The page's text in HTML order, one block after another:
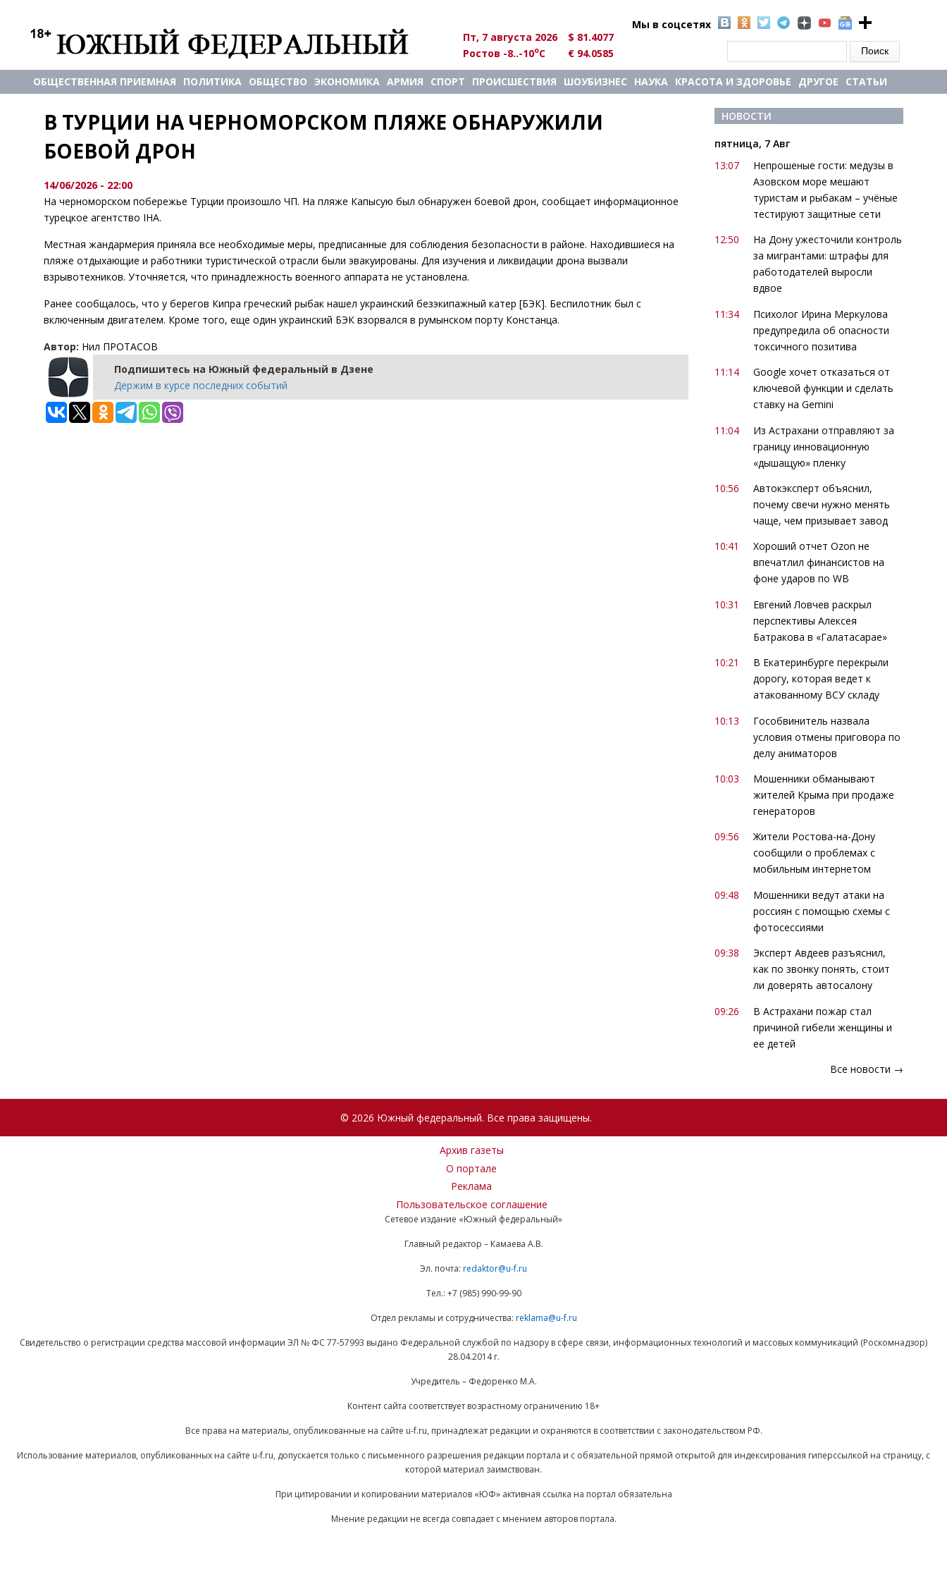
Мы в соцсетях
Пт, 7 августа 2026
$ 81.4077
Ростов -8..-10oC € 94.0585
ОБЩЕСТВЕННАЯ ПРИЕМНАЯ ПОЛИТИКА ОБЩЕСТВО ЭКОНОМИКА АРМИЯ СПОРТ ПРОИСШЕСТВИЯ ШОУБИЗНЕС НАУКА КРАСОТА И ЗДОРОВЬЕ ДРУГОЕ СТАТЬИ
В ТУРЦИИ НА ЧЕРНОМОРСКОМ ПЛЯЖЕ ОБНАРУЖИЛИ
БОЕВОЙ ДРОН
14/06/2026 - 22:00
На черноморском побережье Турции произошло ЧП. На пляже Капысую был обнаружен боевой дрон, сообщает информационное
турецкое агентство IHA.
Местная жандармерия приняла все необходимые меры, предписанные для соблюдения безопасности в районе. Находившиеся на
пляже отдыхающие и работники туристической отрасли были эвакуированы. Для изучения и ликвидации дрона вызвали
взрывотехников. Уточняется, что принадлежность военного аппарата не установлена.
Ранее сообщалось, что у берегов Кипра греческий рыбак нашел украинский безэкипажный катер [БЭК]. Беспилотник был с
включенным двигателем. Кроме того, еще один украинский БЭК взорвался в румынском порту Констанца.
Автор: Нил ПРОТАСОВ
Подпишитесь на Южный федеральный в Дзене
Держим в курсе последних событий
НОВОСТИ
пятница, 7 Авг
13:07
Непрошеные гости: медузы в
Азовском море мешают
туристам и рыбакам – учёные
тестируют защитные сети
12:50
На Дону ужесточили контроль
за мигрантами: штрафы для
работодателей выросли
вдвое
11:34
Психолог Ирина Меркулова
предупредила об опасности
токсичного позитива
11:14
Google хочет отказаться от
ключевой функции и сделать
ставку на Gemini
11:04
Из Астрахани отправляют за
границу инновационную
«дышащую» пленку
10:56
Автокэксперт объяснил,
почему свечи нужно менять
чаще, чем призывает завод
10:41
Хороший отчет Ozon не
впечатлил финансистов на
фоне ударов по WB
10:31
Евгений Ловчев раскрыл
перспективы Алексея
Батракова в «Галатасарае»
10:21
В Екатеринбурге перекрыли
дорогу, которая ведет к
атакованному ВСУ складу
10:13
Гособвинитель назвала
условия отмены приговора по
делу аниматоров
10:03
Мошенники обманывают
жителей Крыма при продаже
генераторов
09:56
Жители Ростова-на-Дону
сообщили о проблемах с
мобильным интернетом
09:48
Мошенники ведут атаки на
россиян с помощью схемы с
фотосессиями
09:38
Эксперт Авдеев разъяснил,
как по звонку понять, стоит
ли доверять автосалону
09:26
В Астрахани пожар стал
причиной гибели женщины и
ее детей
Все новости →
© 2026 Южный федеральный. Все права защищены.
Архив газеты
О портале
Реклама
Пользовательское соглашение
Сетевое издание «Южный федеральный»
Главный редактор – Камаева А.В.
Эл. почта: redaktor@u-f.ru
Тел.: +7 (985) 990-99-90
Отдел рекламы и сотрудничества: reklama@u-f.ru
Свидетельство о регистрации средства массовой информации ЭЛ № ФС 77-57993 выдано Федеральной службой по надзору в сфере связи, информационных технологий и массовых коммуникаций (Роскомнадзор)
28.04.2014 г.
Учредитель – Федоренко М.А.
Контент сайта соответствует возрастному ограничению 18+
Все права на материалы, опубликованные на сайте u-f.ru, принадлежат редакции и охраняются в соответствии с законодательством РФ.
Использование материалов, опубликованных на сайте u-f.ru, допускается только с письменного разрешения редакции портала и с обязательной прямой открытой для индексирования гиперссылкой на страницу, с
которой материал заимствован.
При цитировании и копировании материалов «ЮФ» активная ссылка на портал обязательна
Мнение редакции не всегда совпадает с мнением авторов портала.